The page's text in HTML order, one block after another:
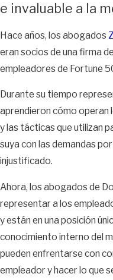
Si su empleador se
recortó el salario, la
acción adversa en su
justificado por un mal
Un abogado puede
su desempeño para
estuvo relacionada con el
motivada por su estado
encuentra su abogado
lo más probable es que
posiblemente tratando de
ejemplo, si su empleador
rendimiento después de
pero no despidió a otras
sabía que tenían
e invaluable a la
Hace años, los abogados
eran socios de una firma
empleadores de Fortune
Durante su tiempo
aprendieron cómo operan
y las tácticas que utilizan
suya con las demandas por
injustificado.
Ahora, los abogados de
representar a los
y están en una posición
conocimiento interno del
pueden enfrentarse con
empleador y hacer lo que